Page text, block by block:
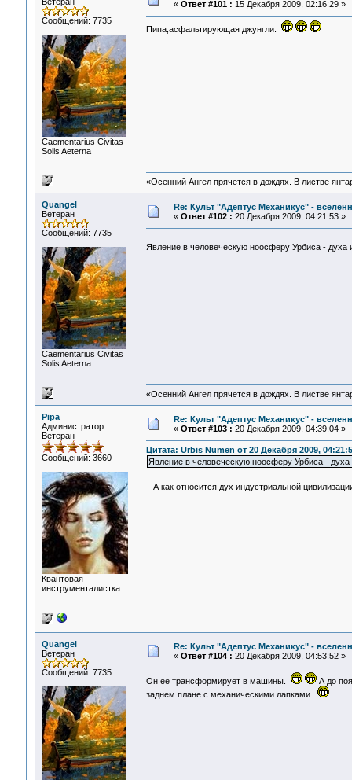
Сообщений: 7735
Сaementarius Civitas
Solis Aeterna
« Ответ #101 : 15 Декабря 2009, 02:16:29 »
Пипа,асфальтирующая джунгли.
«Осенний Ангел прячется в дождях. В листве
Quangel
Ветеран
Сообщений: 7735
Сaementarius Civitas
Solis Aeterna
Re: Культ "Адептус Механикус" -
« Ответ #102 : 20 Декабря 2009, 04:21:53 »
Явление в человеческую ноосферу Урбиса - духа
«Осенний Ангел прячется в дождях. В листве
Pipa
Администратор
Ветеран
Сообщений: 3660
Квантовая
инструменталистка
Re: Культ "Адептус Механикус" -
« Ответ #103 : 20 Декабря 2009, 04:39:04 »
Цитата: Urbis Numen от 20 Декабря 2009,
Явление в человеческую ноосферу Урбиса - духа
А как относится дух индустриальной
Quangel
Ветеран
Сообщений: 7735
Re: Культ "Адептус Механикус" -
« Ответ #104 : 20 Декабря 2009, 04:53:52 »
Он ее трансформирует в машины.
А до
заднем плане с механическими лапками.